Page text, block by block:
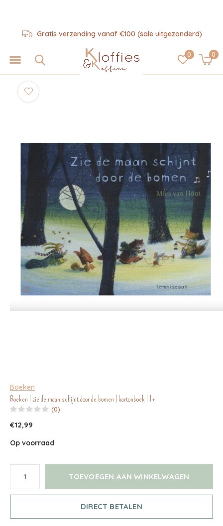
0 0
Gratis verzending vanaf €100 (sale uitgezonderd)
Boeken
Boeken | zie de maan schijnt door de bomen | kartonboek | 1+
(0)
€12,99
Op voorraad
TOEVOEGEN AAN WINKELWAGEN
DIRECT BETALEN